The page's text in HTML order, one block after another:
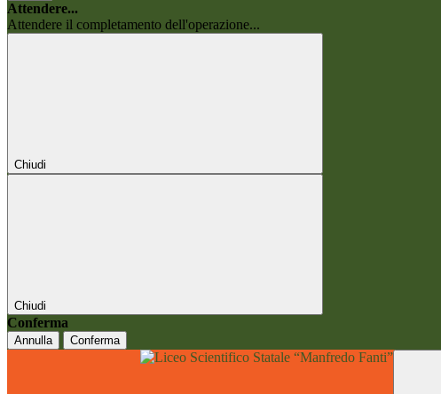
Attendere...
Attendere il completamento dell'operazione...
Chiudi
Chiudi
Conferma
Annulla Conferma